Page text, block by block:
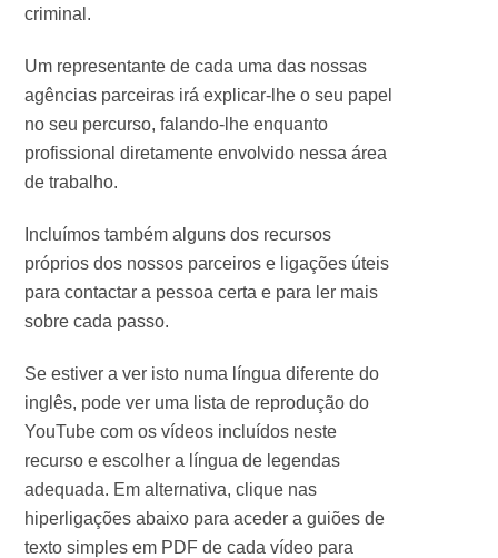
criminal.
Um representante de cada uma das nossas
agências parceiras irá explicar-lhe o seu papel
no seu percurso, falando-lhe enquanto
profissional diretamente envolvido nessa área
de trabalho.
Incluímos também alguns dos recursos
próprios dos nossos parceiros e ligações úteis
para contactar a pessoa certa e para ler mais
sobre cada passo.
Se estiver a ver isto numa língua diferente do
inglês, pode ver uma lista de reprodução do
YouTube com os vídeos incluídos neste
recurso e escolher a língua de legendas
adequada. Em alternativa, clique nas
hiperligações abaixo para aceder a guiões de
texto simples em PDF de cada vídeo para